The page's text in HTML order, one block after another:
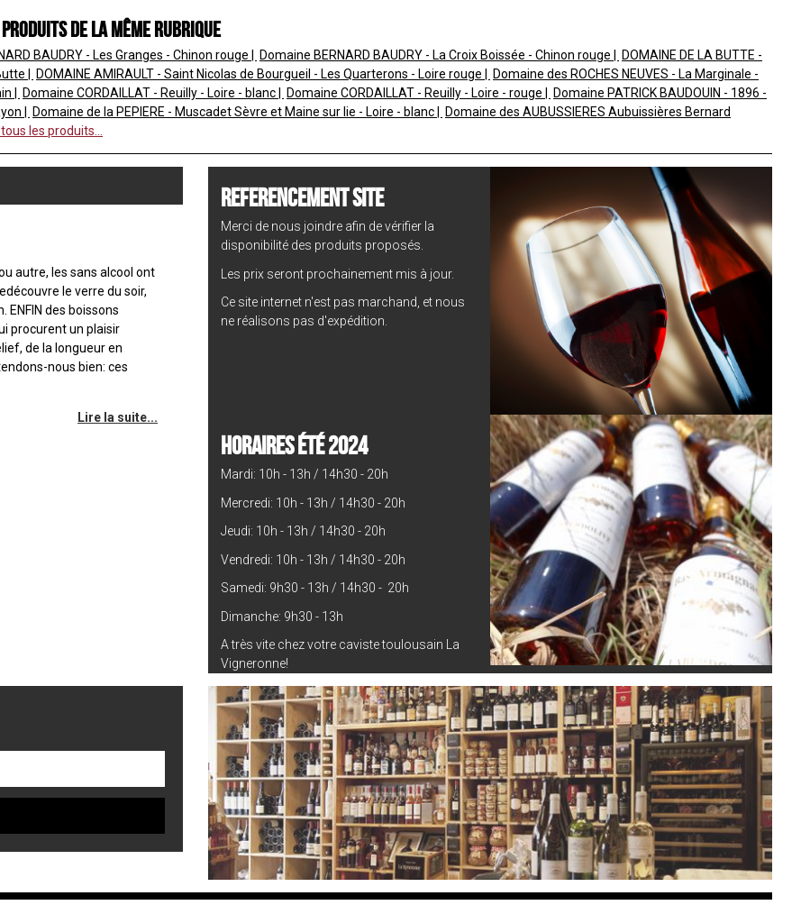
de la même rubrique
BAUDRY - Les Granges - Chinon rouge Domaine BERNARD BAUDRY - La Croix Boissée - Chinon rouge
DOMAINE DE LA BUTTE -
DOMAINE AMIRAULT - Saint Nicolas de Bourgueil - Les Quarterons - Loire rouge
Domaine des ROCHES NEUVES - La Marginale -
Domaine CORDAILLAT - Reuilly - Loire - blanc Domaine CORDAILLAT - Reuilly - Loire - rouge
Domaine PATRICK BAUDOUIN - 1896 -
Domaine de la PEPIERE - Muscadet Sèvre et Maine sur lie - Loire - blanc
Domaine des AUBUSSIERES Aubuissières Bernard
les produits...
autre, les sans alcool ont
le verre du soir,
des boissons
procurent un plaisir
de la longueur en
nous bien: ces
Lire la suite...
REFERENCEMENT SITE
Merci de nous joindre afin de vérifier la
disponibilité des produits proposés.
Les prix seront prochainement mis à jour.
Ce site internet n'est pas marchand, et nous
ne réalisons pas d'expédition.
HORAIRES ÉTÉ 2024
Mardi: 10h - 13h / 14h30 - 20h
Mercredi: 10h - 13h / 14h30 - 20h
Jeudi: 10h - 13h / 14h30 - 20h
Vendredi: 10h - 13h / 14h30 - 20h
Samedi: 9h30 - 13h / 14h30 - 20h
Dimanche: 9h30 - 13h
A très vite chez votre caviste toulousain La
Vigneronne!